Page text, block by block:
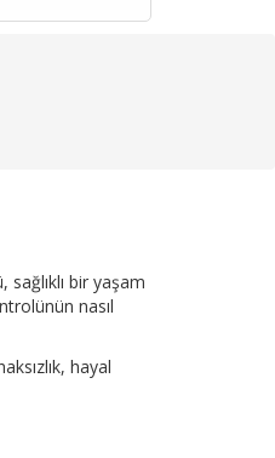
bir yaşam
nasıl
hayal